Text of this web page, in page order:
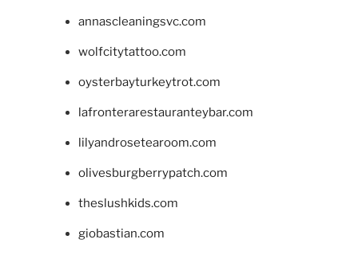
annascleaningsvc.com
wolfcitytattoo.com
oysterbayturkeytrot.com
lafronterarestauranteybar.com
lilyandrosetearoom.com
olivesburgberrypatch.com
theslushkids.com
giobastian.com